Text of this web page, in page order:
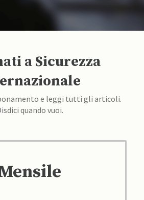
a Sicurezza
e leggi tutti gli articoli.
quando vuoi.